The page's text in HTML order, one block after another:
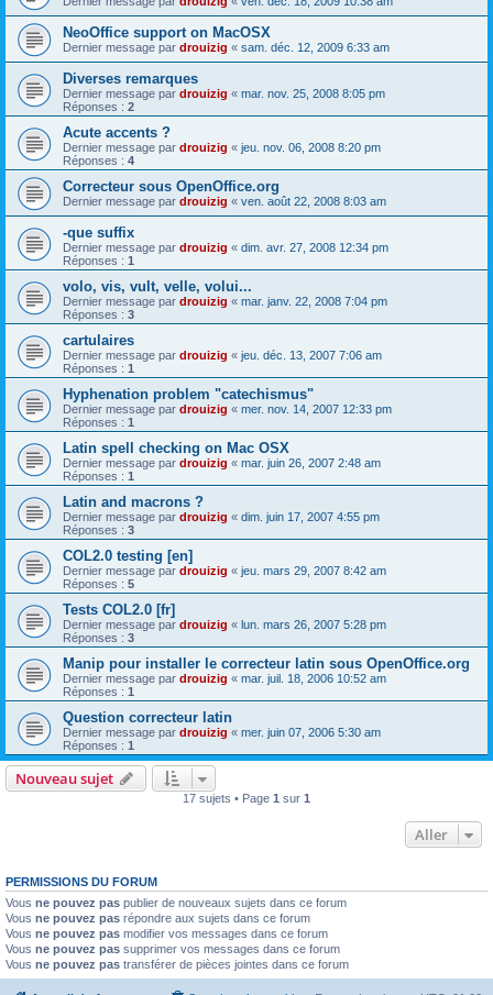
NeoOffice support on MacOSX
Dernier message par drouizig « sam. déc. 12, 2009 6:33 am
Diverses remarques
Dernier message par drouizig « mar. nov. 25, 2008 8:05 pm
Réponses : 2
Acute accents ?
Dernier message par drouizig « jeu. nov. 06, 2008 8:20 pm
Réponses : 4
Correcteur sous OpenOffice.org
Dernier message par drouizig « ven. août 22, 2008 8:03 am
-que suffix
Dernier message par drouizig « dim. avr. 27, 2008 12:34 pm
Réponses : 1
volo, vis, vult, velle, volui...
Dernier message par drouizig « mar. janv. 22, 2008 7:04 pm
Réponses : 3
cartulaires
Dernier message par drouizig « jeu. déc. 13, 2007 7:06 am
Réponses : 1
Hyphenation problem "catechismus"
Dernier message par drouizig « mer. nov. 14, 2007 12:33 pm
Réponses : 1
Latin spell checking on Mac OSX
Dernier message par drouizig « mar. juin 26, 2007 2:48 am
Réponses : 1
Latin and macrons ?
Dernier message par drouizig « dim. juin 17, 2007 4:55 pm
Réponses : 3
COL2.0 testing [en]
Dernier message par drouizig « jeu. mars 29, 2007 8:42 am
Réponses : 5
Tests COL2.0 [fr]
Dernier message par drouizig « lun. mars 26, 2007 5:28 pm
Réponses : 3
Manip pour installer le correcteur latin sous OpenOffice.org
Dernier message par drouizig « mar. juil. 18, 2006 10:52 am
Réponses : 1
Question correcteur latin
Dernier message par drouizig « mer. juin 07, 2006 5:30 am
Réponses : 1
Nouveau sujet
17 sujets • Page 1 sur 1
Aller
PERMISSIONS DU FORUM
Vous ne pouvez pas publier de nouveaux sujets dans ce forum
Vous ne pouvez pas répondre aux sujets dans ce forum
Vous ne pouvez pas modifier vos messages dans ce forum
Vous ne pouvez pas supprimer vos messages dans ce forum
Vous ne pouvez pas transférer de pièces jointes dans ce forum